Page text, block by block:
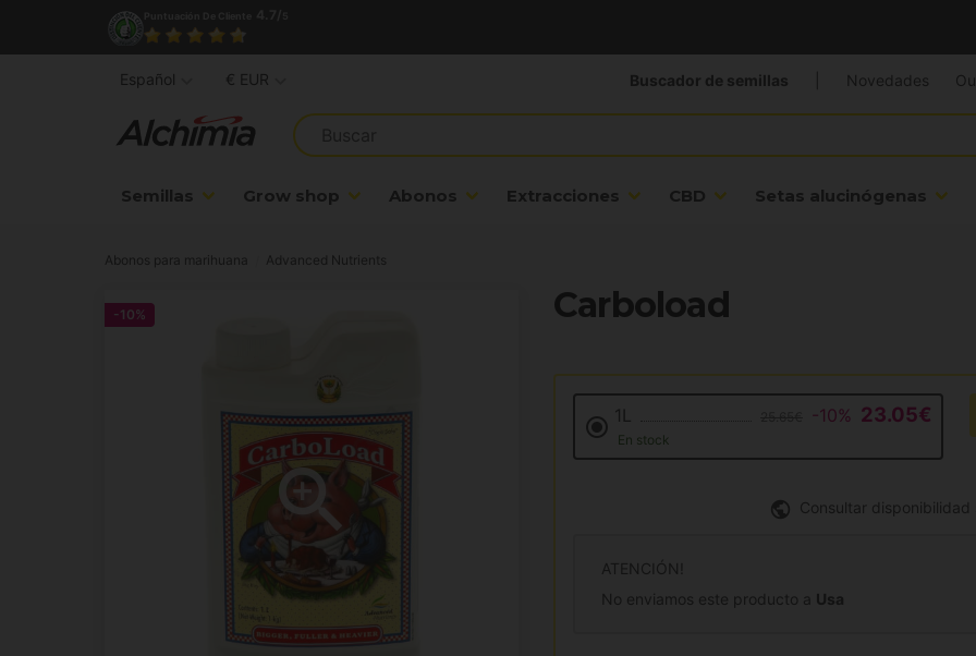
Semillas Grow shop Abonos Extracciones CBD Setas alucinógenas
Buscador de semillas Novedades
Español € EUR
Abonos para marihuana Advanced Nutrients
Carboload
-10%
1L -10% 23.05€
En stock
Consultar disponibilidad
ATENCIÓN!
No enviamos este producto a Usa